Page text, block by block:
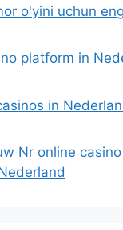
o'yini uchun
platform in
in
Nr online